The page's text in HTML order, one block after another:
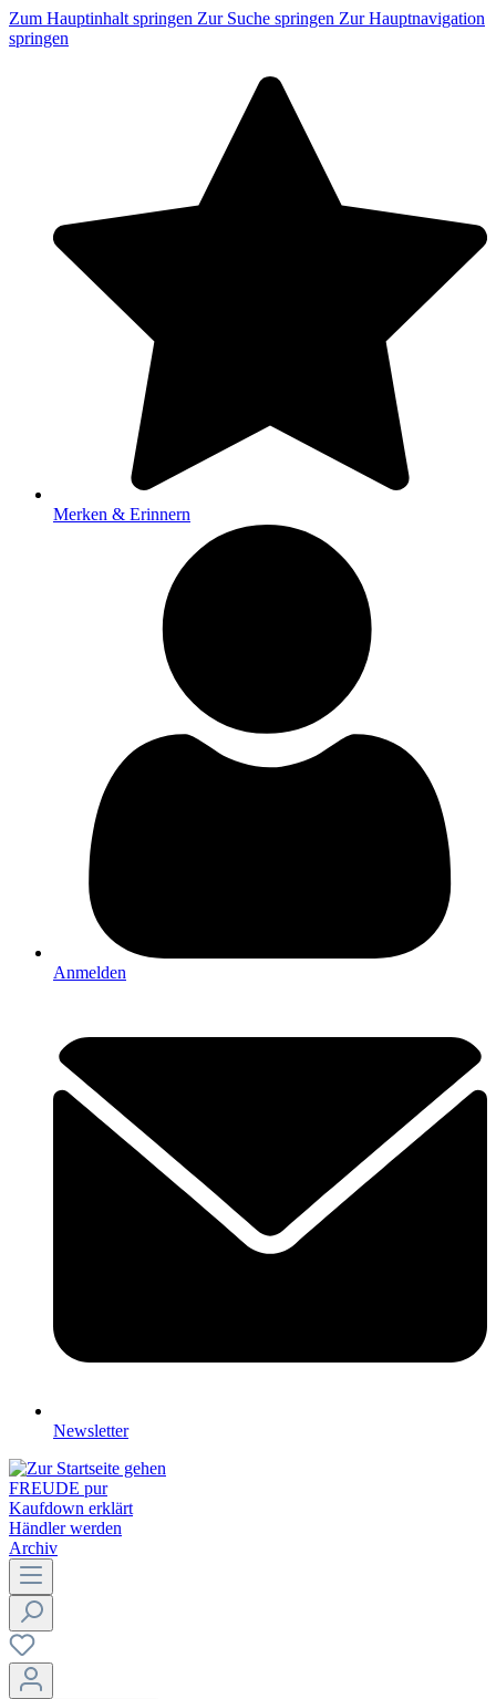
Zum Hauptinhalt springen Zur Suche springen Zur Hauptnavigation
springen
Merken & Erinnern
Anmelden
Newsletter
FREUDE pur
Kaufdown erklärt
Händler werden
Archiv